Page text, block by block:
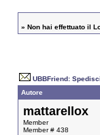
» Non hai effettuato il
UBBFriend:
Autore
mattarellox
Member
Member # 438